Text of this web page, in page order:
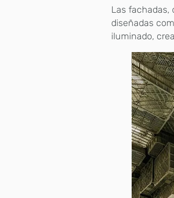
Las fachadas,
diseñadas
iluminado,